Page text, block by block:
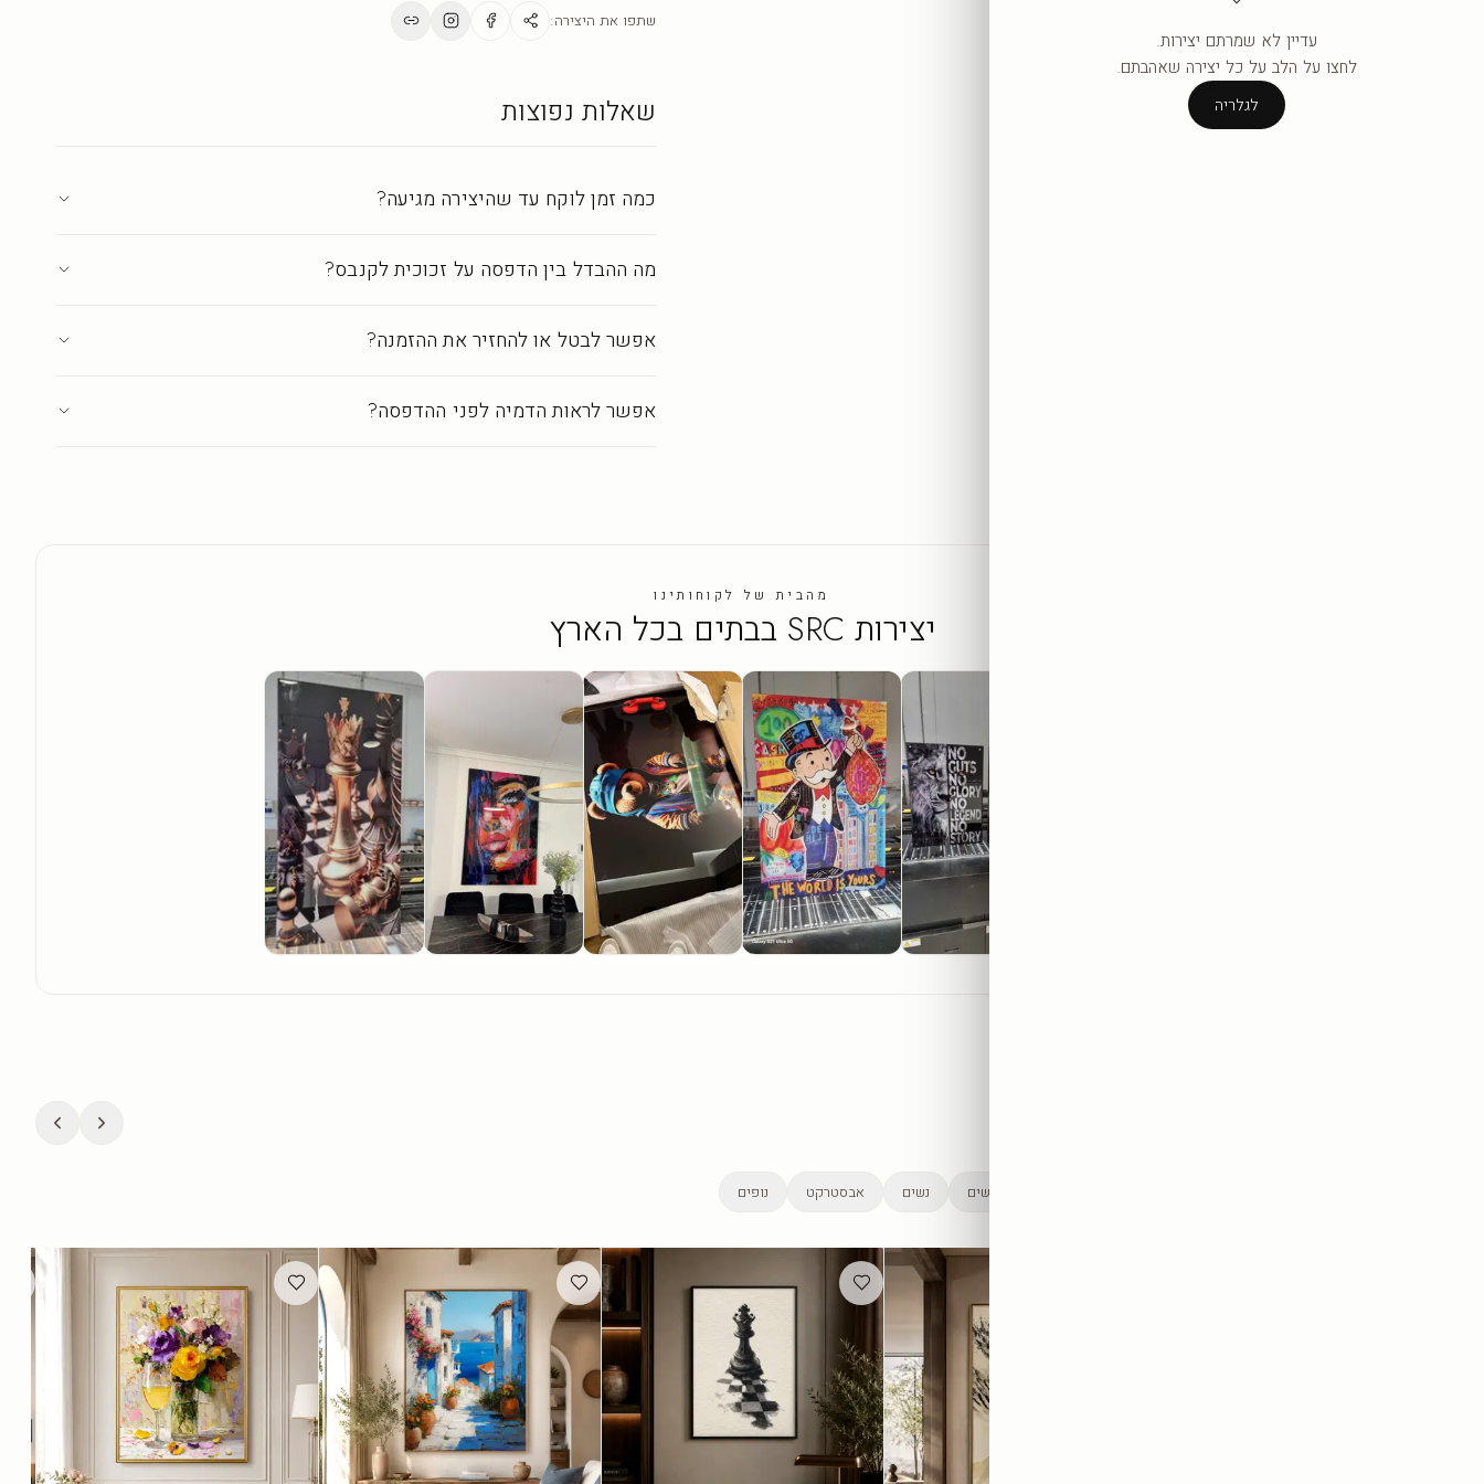
כל יצירה מודפסת ומעובדת בישראל ברמת גלריה
מראה מושלם לאורך שנים.
שתפו את היצירה:
שאלות נפוצות
כמה זמן לוקח עד שהיצירה מגיעה?
מה ההבדל בין הדפסה על זכוכית לקנבס?
אפשר לבטל או להחזיר את ההזמנה?
אפשר לראות הדמיה לפני ההדפסה?
מהבית של לקוחותינו
יצירות SRC בבתים בכל הארץ
חדשים נשים אבסטרקט נופים
העגלה ריקה עדיין.
עדיין לא שמרתם יצירות.
לחצו על הלב על כל יצירה שאהבתם.
לגלריה